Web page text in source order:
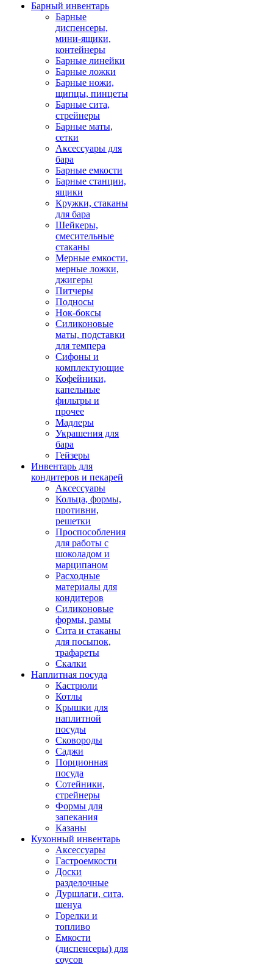
Барный инвентарь
Барные
диспенсеры,
мини-ящики,
контейнеры
Барные линейки
Барные ложки
Барные ножи,
щипцы, пинцеты
Барные сита,
стрейнеры
Барные маты,
сетки
Аксессуары для
бара
Барные емкости
Барные станции,
ящики
Кружки, стаканы
для бара
Шейкеры,
смесительные
стаканы
Мерные емкости,
мерные ложки,
джигеры
Питчеры
Подносы
Нок-боксы
Силиконовые
маты, подставки
для темпера
Сифоны и
комплектующие
Кофейники,
капельные
фильтры и
прочее
Мадлеры
Украшения для
бара
Гейзеры
Инвентарь для
кондитеров и пекарей
Аксессуары
Кольца, формы,
противни,
решетки
Проспособления
для работы с
шоколадом и
марципаном
Расходные
материалы для
кондитеров
Силиконовые
формы, рамы
Сита и стаканы
для посыпок,
трафареты
Скалки
Наплитная посуда
Кастрюли
Котлы
Крышки для
наплитной
посуды
Сковороды
Саджи
Порционная
посуда
Сотейники,
стрейнеры
Формы для
запекания
Казаны
Кухонный инвентарь
Аксессуары
Гастроемкости
Доски
разделочные
Дуршлаги, сита,
шенуа
Горелки и
топливо
Емкости
(диспенсеры) для
соусов